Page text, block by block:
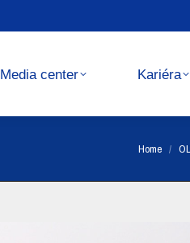
Media center Kariéra
You are
Home